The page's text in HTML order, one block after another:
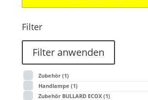
Filter
Filter anwenden
Zubehör (1)
Handlampe (1)
Zubehör BULLARD ECOX (1)